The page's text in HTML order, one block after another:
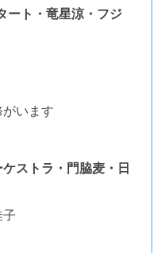
ート・竜星涼・フジ
います
ストラ・門脇麦・日